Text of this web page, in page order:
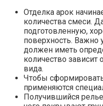
Отделка арок
количества смеси.
подготовленную,
поверхность. Важно
должен иметь
количество зависит
вида.
Чтобы
применяются
Получившийся